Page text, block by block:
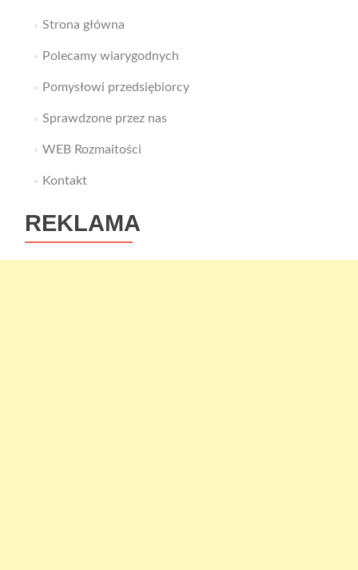
Strona główna
Polecamy wiarygodnych
Pomysłowi przedsiębiorcy
Sprawdzone przez nas
WEB Rozmaitości
Kontakt
REKLAMA